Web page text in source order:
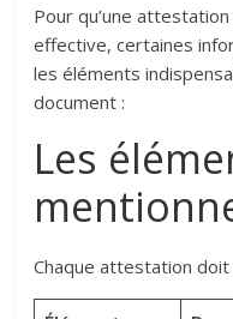
Pour qu’une
effective, certaines
les éléments
document :
Les
Chaque attestation